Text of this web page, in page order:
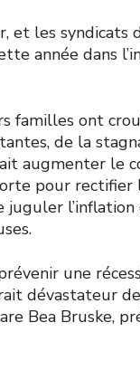
et les syndicats
année dans
familles ont
de la
augmenter le
pour
juguler l’inflation
une
dévastateur
Bea Bruske,